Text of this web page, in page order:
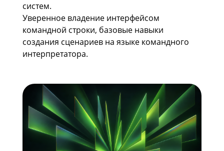
систем.
Уверенное владение интерфейсом
командной строки, базовые навыки
создания сценариев на языке командного
интерпретатора.